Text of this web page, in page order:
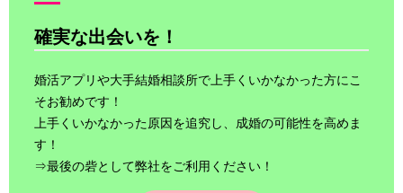
確実な出会いを！
婚活アプリや大手結婚相談所で上手くいかなかった方にこ
そお勧めです！
上手くいかなかった原因を追究し、成婚の可能性を高めま
す！
⇒最後の砦として弊社をご利用ください！